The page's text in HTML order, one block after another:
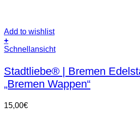
Add to wishlist
+
Schnellansicht
Stadtliebe® | Bremen
„Bremen Wappen“
15,00€